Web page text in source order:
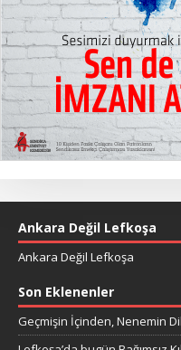
Ankara Değil Lefkoşa
Ankara Değil Lefkoşa
Son Eklenenler
Geçmişin İçinden, Nenemin